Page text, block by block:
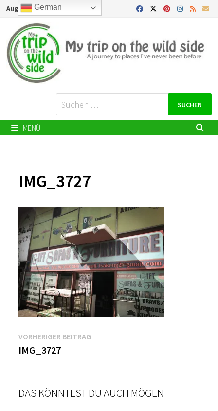
Zurück
Inhalt
August 9, 2026
Suchen
nach:
MENÜ
IMG_3727
Beitragsnavigation
VORHERIGER BEITRAG
IMG_3727
DAS KÖNNTEST DU AUCH MÖGEN
German